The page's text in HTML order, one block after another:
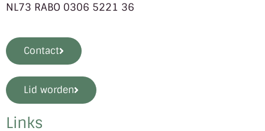
NL73 RABO 0306 5221 36
Contact
Lid worden
Links